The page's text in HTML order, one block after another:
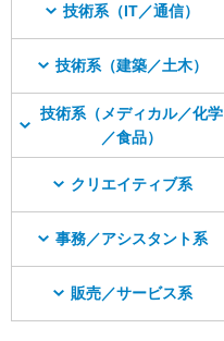
技術系（IT／通信）
技術系（建築／土木）
技術系（メディカル／化学
／食品）
クリエイティブ系
事務／アシスタント系
販売／サービス系